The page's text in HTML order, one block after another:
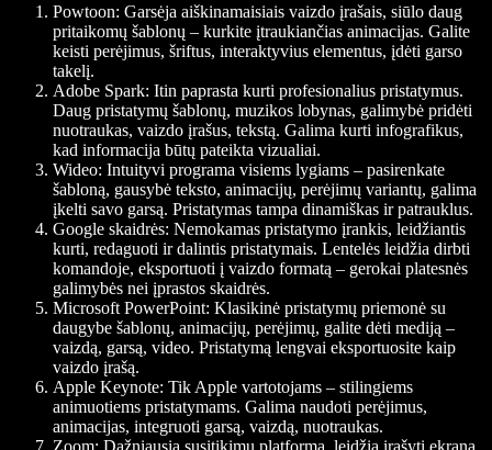
Powtoon: Garsėja aiškinamaisiais vaizdo įrašais, siūlo daug
pritaikomų šablonų – kurkite įtraukiančias animacijas. Galite
keisti perėjimus, šriftus, interaktyvius elementus, įdėti garso
takelį.
Adobe Spark: Itin paprasta kurti profesionalius pristatymus.
Daug pristatymų šablonų, muzikos lobynas, galimybė pridėti
nuotraukas, vaizdo įrašus, tekstą. Galima kurti infografikus,
kad informacija būtų pateikta vizualiai.
Wideo: Intuityvi programa visiems lygiams – pasirenkate
šabloną, gausybė teksto, animacijų, perėjimų variantų, galima
įkelti savo garsą. Pristatymas tampa dinamiškas ir patrauklus.
Google skaidrės: Nemokamas pristatymo įrankis, leidžiantis
kurti, redaguoti ir dalintis pristatymais. Lentelės leidžia dirbti
komandoje, eksportuoti į vaizdo formatą – gerokai platesnės
galimybės nei įprastos skaidrės.
Microsoft PowerPoint: Klasikinė pristatymų priemonė su
daugybe šablonų, animacijų, perėjimų, galite dėti mediją –
vaizdą, garsą, video. Pristatymą lengvai eksportuosite kaip
vaizdo įrašą.
Apple Keynote: Tik Apple vartotojams – stilingiems
animuotiems pristatymams. Galima naudoti perėjimus,
animacijas, integruoti garsą, vaizdą, nuotraukas.
Zoom: Dažniausia susitikimų platforma, leidžia įrašyti ekraną